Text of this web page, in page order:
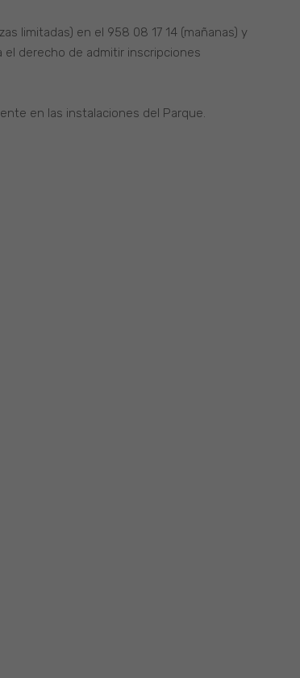
limitadas) en el 958 08 17 14 (mañanas) y
el derecho de admitir inscripciones
en las instalaciones del Parque.